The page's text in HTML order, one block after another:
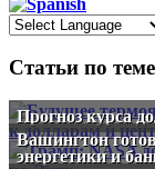
Статьи по
Прогноз курса
Вашингтон
энергетики и